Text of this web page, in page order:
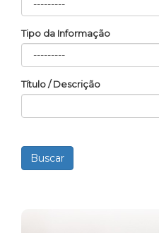
Tipo da Informação
Título / Descrição